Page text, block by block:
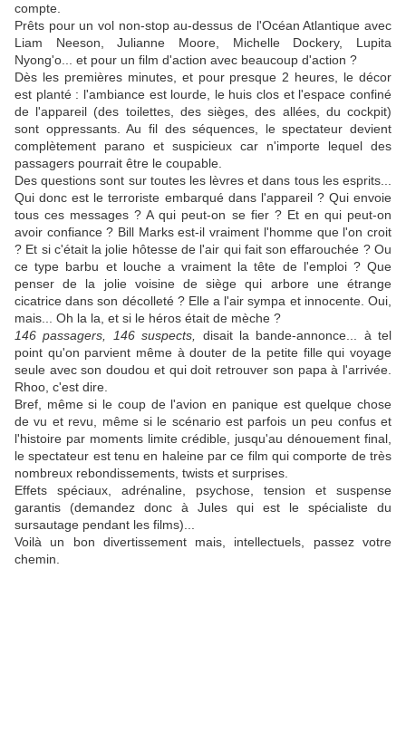
compte.
Prêts pour un vol non-stop au-dessus de l'Océan Atlantique avec
Liam Neeson, Julianne Moore, Michelle Dockery, Lupita
Nyong'o... et pour un film d'action avec beaucoup d'action ?
Dès les premières minutes, et pour presque 2 heures, le décor
est planté : l'ambiance est lourde, le huis clos et l'espace confiné
de l'appareil (des toilettes, des sièges, des allées, du cockpit)
sont oppressants. Au fil des séquences, le spectateur devient
complètement parano et suspicieux car n'importe lequel des
passagers pourrait être le coupable.
Des questions sont sur toutes les lèvres et dans tous les esprits...
Qui donc est le terroriste embarqué dans l'appareil ? Qui envoie
tous ces messages ? A qui peut-on se fier ? Et en qui peut-on
avoir confiance ? Bill Marks est-il vraiment l'homme que l'on croit
? Et si c'était la jolie hôtesse de l'air qui fait son effarouchée ? Ou
ce type barbu et louche a vraiment la tête de l'emploi ? Que
penser de la jolie voisine de siège qui arbore une étrange
cicatrice dans son décolleté ? Elle a l'air sympa et innocente. Oui,
mais... Oh la la, et si le héros était de mèche ?
146 passagers, 146 suspects,
disait la bande-annonce... à tel
point qu'on parvient même à douter de la petite fille qui voyage
seule avec son doudou et qui doit retrouver son papa à l'arrivée.
Rhoo, c'est dire.
Bref, même si le coup de l'avion en panique est quelque chose
de vu et revu, même si le scénario est parfois un peu confus et
l'histoire par moments limite crédible, jusqu'au dénouement final,
le spectateur est tenu en haleine par ce film qui comporte de très
nombreux rebondissements, twists et surprises.
Effets spéciaux, adrénaline, psychose, tension et suspense
garantis (demandez donc à Jules qui est le spécialiste du
sursautage pendant les films)...
Voilà un bon divertissement mais, intellectuels, passez votre
chemin.